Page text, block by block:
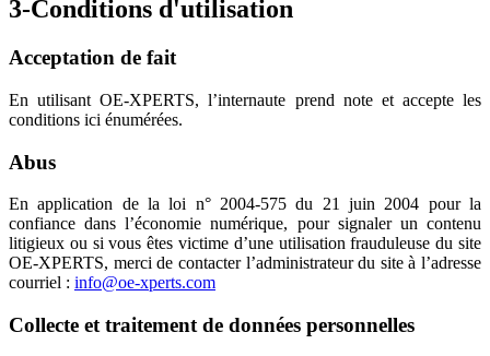
3-Conditions d'utilisation
Acceptation de fait
En utilisant OE-XPERTS, l’internaute prend note et accepte les
conditions ici énumérées.
Abus
En application de la loi n° 2004-575 du 21 juin 2004 pour la
confiance dans l’économie numérique, pour signaler un contenu
litigieux ou si vous êtes victime d’une utilisation frauduleuse du site
OE-XPERTS, merci de contacter l’administrateur du site à l’adresse
courriel : info@oe-xperts.com
Collecte et traitement de données personnelles